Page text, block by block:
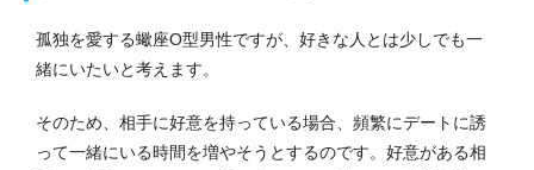
孤独を愛する蠍座O型男性ですが、好きな人とは少しでも一
緒にいたいと考えます。
そのため、 相手に好意を持っている場合、頻繁にデートに誘
って一緒にいる時間を増やそうとするのです。好意がある相